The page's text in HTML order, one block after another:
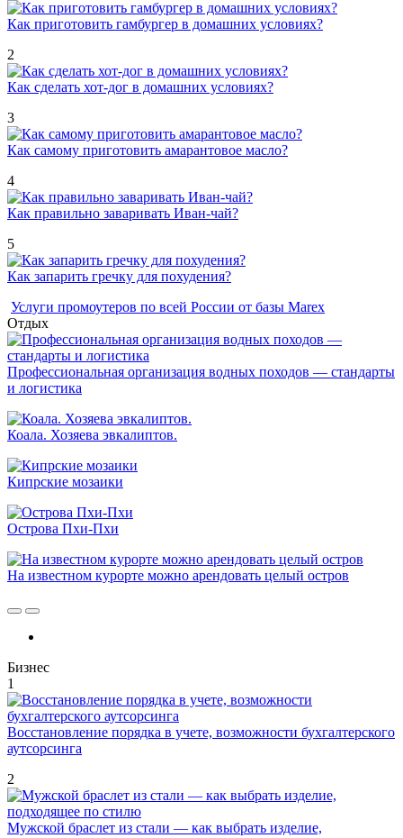
Как приготовить гамбургер в домашних условиях?
2
Как сделать хот-дог в домашних условиях?
3
Как самому приготовить амарантовое масло?
4
Как правильно заваривать Иван-чай?
5
Как запарить гречку для похудения?
Услуги промоутеров по всей России от базы Marex
Отдых
Профессиональная организация водных походов — стандарты
и логистика
Коала. Хозяева эвкалиптов.
Кипрские мозаики
Острова Пхи-Пхи
На известном курорте можно арендовать целый остров
Бизнес
1
Восстановление порядка в учете, возможности бухгалтерского
аутсорсинга
2
Мужской браслет из стали — как выбрать изделие,